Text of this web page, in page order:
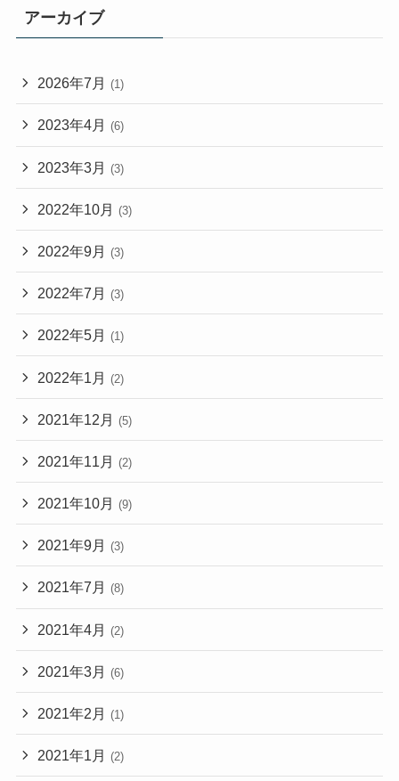
アーカイブ
2026年7月 (1)
2023年4月 (6)
2023年3月 (3)
2022年10月 (3)
2022年9月 (3)
2022年7月 (3)
2022年5月 (1)
2022年1月 (2)
2021年12月 (5)
2021年11月 (2)
2021年10月 (9)
2021年9月 (3)
2021年7月 (8)
2021年4月 (2)
2021年3月 (6)
2021年2月 (1)
2021年1月 (2)